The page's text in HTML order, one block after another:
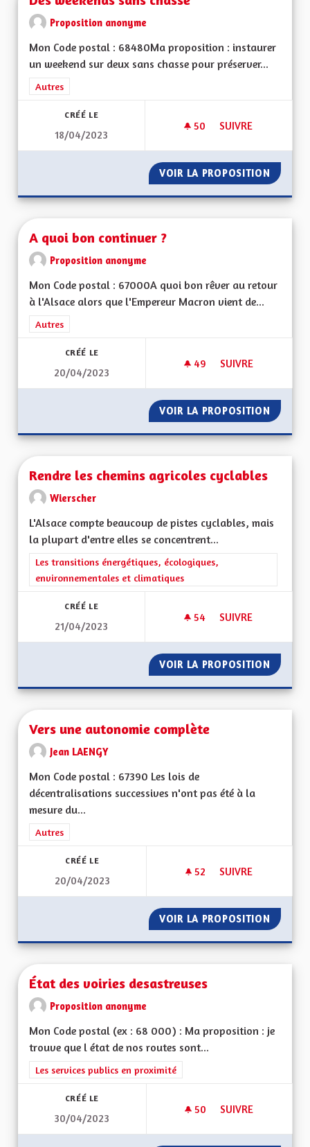
Proposition anonyme
Mon Code postal : 68480Ma proposition : instaurer
un weekend sur deux sans chasse pour préserver...
Filtrer les résultats de la catégorie : Autres
Autres
CRÉÉ LE
18/04/2023
50 50 ABONNÉS
SUIVRE
VOIR LA PROPOSITION DES
A quoi bon continuer ?
Proposition anonyme
Mon Code postal : 67000A quoi bon rêver au retour
à l'Alsace alors que l'Empereur Macron vient de...
Filtrer les résultats de la catégorie : Autres
Autres
CRÉÉ LE
20/04/2023
49 49 ABONNÉS
SUIVRE
VOIR LA PROPOSITION A
Rendre les chemins agricoles cyclables
Wierscher
L'Alsace compte beaucoup de pistes cyclables, mais
la plupart d'entre elles se concentrent...
Filtrer les résultats de la catégorie : Les transitions
Les transitions énergétiques, écologiques,
environnementales et climatiques
CRÉÉ LE
21/04/2023
54 54 ABONNÉS
SUIVRE
VOIR LA PROPOSITION
Vers une autonomie complète
Jean LAENGY
Mon Code postal : 67390 Les lois de
décentralisations successives n'ont pas été à la
mesure du...
Filtrer les résultats de la catégorie : Autres
Autres
CRÉÉ LE
20/04/2023
52 52 ABONNÉS
SUIVRE
VOIR LA PROPOSITION VERS
État des voiries desastreuses
Proposition anonyme
Mon Code postal (ex : 68 000) : Ma proposition : je
trouve que l état de nos routes sont...
Filtrer les résultats de la catégorie : Les services publics en
Les services publics en proximité
CRÉÉ LE
30/04/2023
50 50 ABONNÉS
SUIVRE